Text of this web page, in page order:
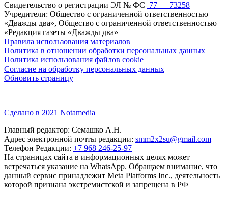
Свидетельство о регистрации ЭЛ № ФС 77 — 73258
Учредители: Общество с ограниченной ответственностью
«Дважды два», Общество с ограниченной ответственностью
«Редакция газеты «Дважды два»
Правила использования материалов
Политика в отношении обработки персональных данных
Политика использования файлов cookie
Согласие на обработку персональных данных
Обновить страницу
Сделано в 2021 Notamedia
Главный редактор: Семашко А.Н.
Адрес электронной почты редакции: smm2x2su@gmail.com
Телефон Редакции: +7 968 246-25-97
На страницах сайта в информационных целях может
встречаться указание на WhatsApp. Обращаем внимание, что
данный сервис принадлежит Meta Platforms Inc., деятельность
которой признана экстремистской и запрещена в РФ